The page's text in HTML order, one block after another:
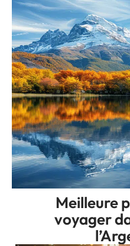
Meilleure
voyager